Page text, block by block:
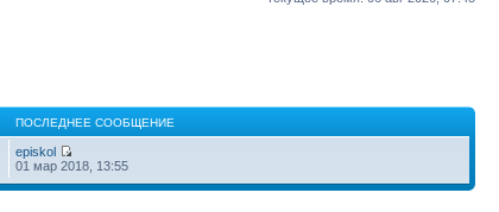
ПОСЛЕДНЕЕ СООБЩЕНИЕ
episkol
01 мар 2018, 13:55